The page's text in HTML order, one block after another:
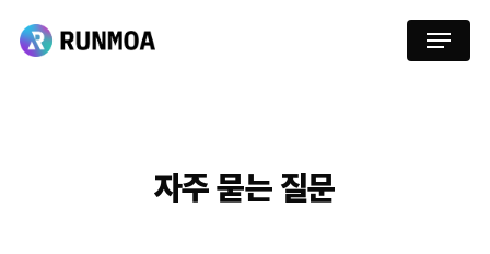
Menu
자주 묻는 질문